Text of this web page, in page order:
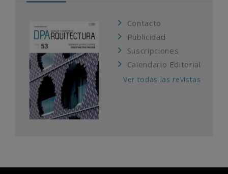
Contacto
Publicidad
Suscripciones
Calendario Editorial
Ver todas las revistas